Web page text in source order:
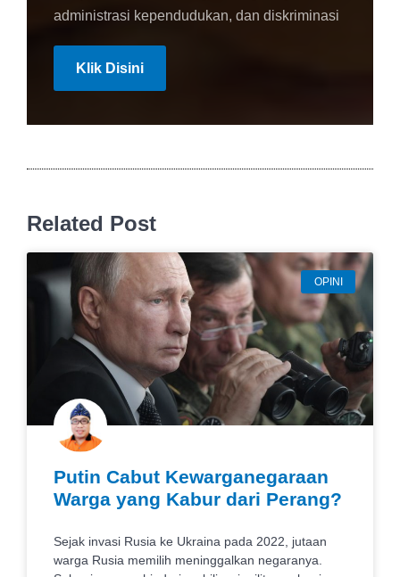
administrasi kependudukan, dan diskriminasi
Klik Disini
Related Post
OPINI
Putin Cabut Kewarganegaraan
Warga yang Kabur dari Perang?
Sejak invasi Rusia ke Ukraina pada 2022, jutaan
warga Rusia memilih meninggalkan negaranya.